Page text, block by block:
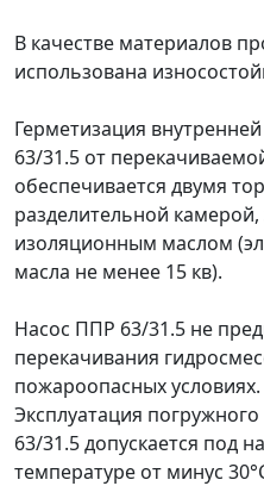
В качестве материалов
использована
Герметизация
63/31.5 от
обеспечивается двумя
разделительной
изоляционным маслом
масла не менее 15 кв).
Насос ППР 63/31.5 не
перекачивания
пожароопасных условиях.
Эксплуатация
63/31.5 допускается под
температуре от минус